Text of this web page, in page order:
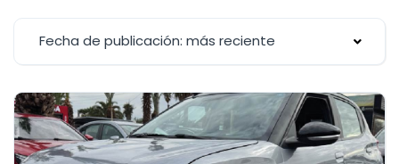
Fecha de publicación: más reciente